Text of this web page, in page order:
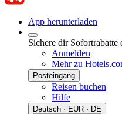
App herunterladen
Sichere dir
Anmelden
Mehr zu
Posteingang
Reisen buchen
Hilfe
Deutsch · EUR · DE